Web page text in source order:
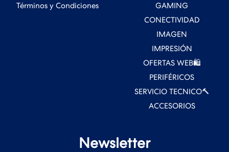
Términos y Condiciones
GAMING
CONECTIVIDAD
IMAGEN
IMPRESIÓN
OFERTAS WEB🛍️
PERIFÉRICOS
SERVICIO TECNICO🔨
ACCESORIOS
Newsletter